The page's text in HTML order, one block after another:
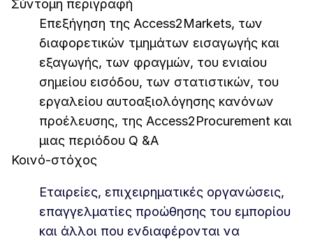
Σύντομη περιγραφή
Επεξήγηση της Access2Markets, των
διαφορετικών τμημάτων εισαγωγής και
εξαγωγής, των φραγμών, του ενιαίου
σημείου εισόδου, των στατιστικών, του
εργαλείου αυτοαξιολόγησης κανόνων
προέλευσης, της Access2Procurement και
μιας περιόδου Q &A
Κοινό-στόχος
Εταιρείες, επιχειρηματικές οργανώσεις,
επαγγελματίες προώθησης του εμπορίου
και άλλοι που ενδιαφέρονται να